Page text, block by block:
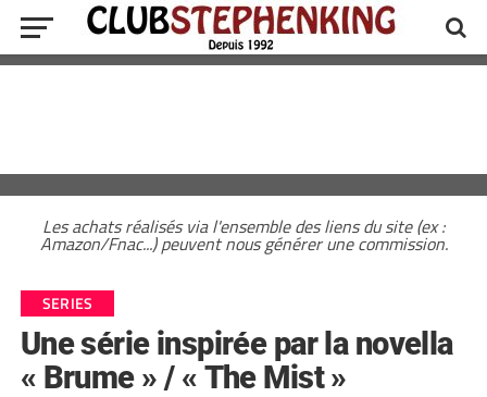
Les achats réalisés via l'ensemble des liens du site (ex :
Amazon/Fnac...) peuvent nous générer une commission.
SERIES
Une série inspirée par la novella
« Brume » / « The Mist »